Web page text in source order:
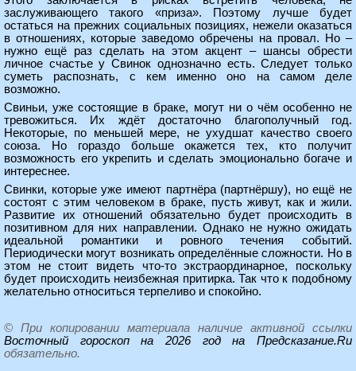
заслуживающего такого «приза». Поэтому лучше будет
остаться на прежних социальных позициях, нежели оказаться
в отношениях, которые заведомо обречены на провал. Но –
нужно ещё раз сделать на этом акцент – шансы обрести
личное счастье у Свинок однозначно есть. Следует только
суметь распознать, с кем именно оно на самом деле
возможно.
Свиньи, уже состоящие в браке, могут ни о чём особенно не
тревожиться. Их ждёт достаточно благополучный год.
Некоторые, по меньшей мере, не ухудшат качество своего
союза. Но гораздо больше окажется тех, кто получит
возможность его укрепить и сделать эмоционально богаче и
интереснее.
Свинки, которые уже имеют партнёра (партнёршу), но ещё не
состоят с этим человеком в браке, пусть живут, как и жили.
Развитие их отношений обязательно будет происходить в
позитивном для них направлении. Однако не нужно ожидать
идеальной романтики и ровного течения событий.
Периодически могут возникать определённые сложности. Но в
этом не стоит видеть что-то экстраординарное, поскольку
будет происходить неизбежная притирка. Так что к подобному
желательно относиться терпеливо и спокойно.
© При копировании материала наличие активной ссылки
Восточный гороскоп на 2026 год на Предсказание.Ru
обязательно.